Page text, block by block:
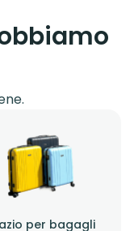
per bagagli